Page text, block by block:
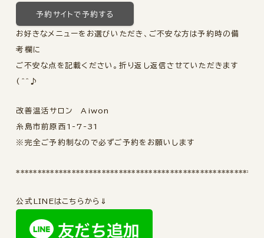
予約サイトで予約する
お好きなメニューをお選びいただき、ご不安な方は予約時の備
考欄に
ご不安な点を記載ください。折り返し返信させていただきます
(^^♪
改善温活サロン Aiwon
糸島市前原西1-7-31
※完全ご予約制なので必ずご予約をお願いします
公式LINEはこちらから⇓